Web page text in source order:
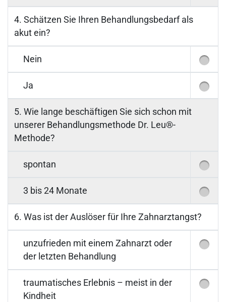
4. Schätzen Sie Ihren Behandlungsbedarf als
akut ein?
Nein
Ja
5. Wie lange beschäftigen Sie sich schon mit
unserer Behandlungsmethode Dr. Leu®-
Methode?
spontan
3 bis 24 Monate
6. Was ist der Auslöser für Ihre Zahnarztangst?
unzufrieden mit einem Zahnarzt oder
der letzten Behandlung
traumatisches Erlebnis – meist in der
Kindheit